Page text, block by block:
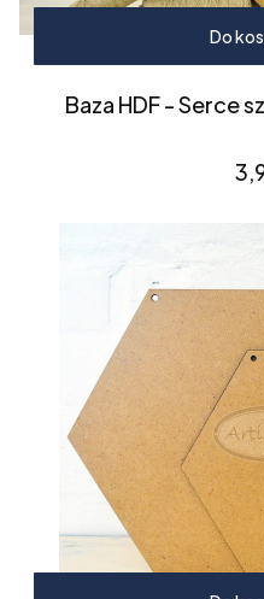
Do
Baza HDF - Serce